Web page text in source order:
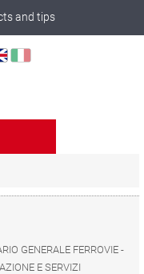
and tips
Select
GENERALE FERROVIE -
E SERVIZI